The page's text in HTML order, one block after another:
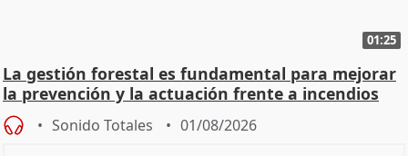
01:25
La gestión forestal es fundamental para mejorar
la prevención y la actuación frente a incendios
Sonido Totales 01/08/2026